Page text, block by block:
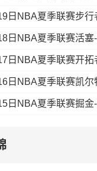
日NBA夏季联赛活塞
日NBA夏季联赛掘金